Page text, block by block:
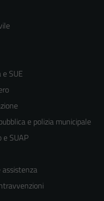
SUE
e polizia municipale
e SUAP
assistenza